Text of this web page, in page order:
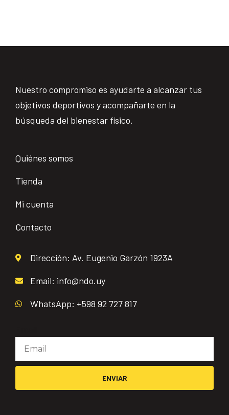
Nuestro compromiso es ayudarte a alcanzar tus
objetivos deportivos y acompañarte en la
búsqueda del bienestar físico.
Quiénes somos
Tienda
Mi cuenta
Contacto
Dirección: Av. Eugenio Garzón 1923A
Email: info@ndo.uy
WhatsApp: +598 92 727 817
ENVIAR